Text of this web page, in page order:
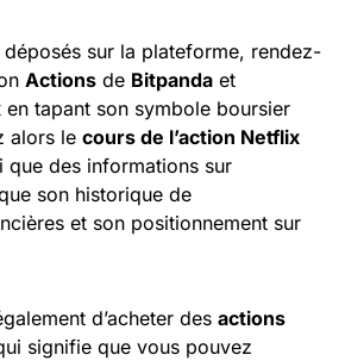
sur la plateforme, rendez-
Actions de Bitpanda et
en tapant son symbole boursier
alors le cours de l’action Netflix
que des informations sur
son historique de
et son positionnement sur
d’acheter des actions
signifie que vous pouvez